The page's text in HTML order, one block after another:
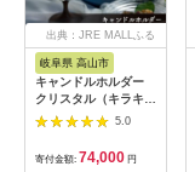
出典：JRE MALLふる
さと納税
岐阜県 高山市
キャンドルホルダー
クリスタル（キラキ
ラ）ウォールナット ×
ガラス ろうそく立て
ロウソク立て クリス
マス ギフト プレゼン
5.0
寄付金額: 74,000 円